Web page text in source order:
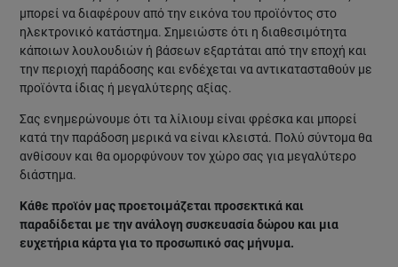
μπορεί να διαφέρουν από την εικόνα του προϊόντος στο
ηλεκτρονικό κατάστημα. Σημειώστε ότι η διαθεσιμότητα
κάποιων λουλουδιών ή βάσεων εξαρτάται από την εποχή και
την περιοχή παράδοσης και ενδέχεται να αντικατασταθούν με
προϊόντα ίδιας ή μεγαλύτερης αξίας.
Σας ενημερώνουμε ότι τα λίλιουμ είναι φρέσκα και μπορεί
κατά την παράδοση μερικά να είναι κλειστά. Πολύ σύντομα θα
ανθίσουν και θα ομορφύνουν τον χώρο σας για μεγαλύτερο
διάστημα.
Κάθε προϊόν μας προετοιμάζεται προσεκτικά και
παραδίδεται με την ανάλογη συσκευασία δώρου και μια
ευχετήρια κάρτα για το προσωπικό σας μήνυμα.